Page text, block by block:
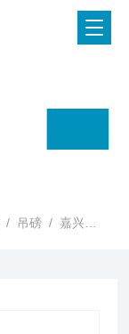
/ 吊磅 / 嘉兴电子秤，嘉兴吊称，嘉兴地磅称